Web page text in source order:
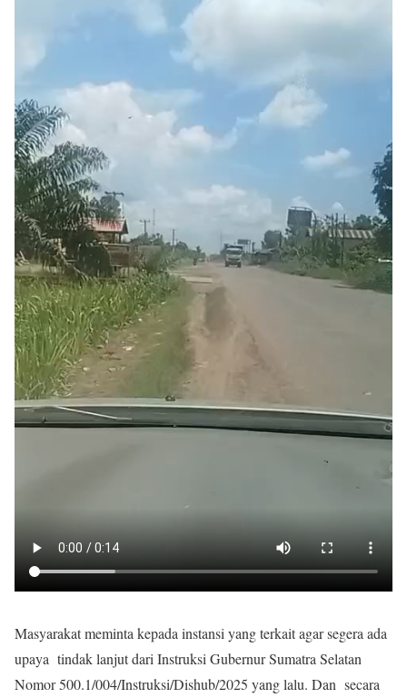
Masyarakat meminta kepada instansi yang terkait agar segera ada
upaya tindak lanjut dari Instruksi Gubernur Sumatra Selatan
Nomor 500.1/004/Instruksi/Dishub/2025 yang lalu. Dan secara